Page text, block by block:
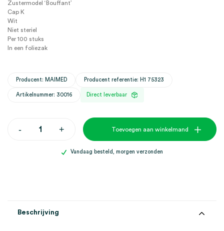
Zustermodel ‘Bouffant’
Cap K
Wit
Niet steriel
Per 100 stuks
In een foliezak
Producent: MAIMED Producent referentie: H1 75323
Artikelnummer: 30016 Direct leverbaar
-MaiMed
zustermodel
+ Toevoegen aan winkelmand
Vandaag besteld, morgen verzonden
Beschrijving